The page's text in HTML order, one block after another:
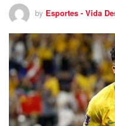
by Esportes - Vida